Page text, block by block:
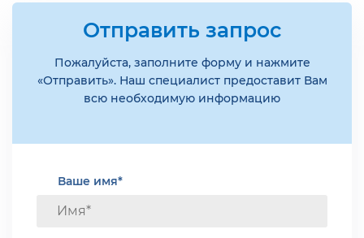
Отправить запрос
Пожалуйста, заполните форму и нажмите
«Отправить». Наш специалист предоставит Вам
всю необходимую информацию
Ваше имя*